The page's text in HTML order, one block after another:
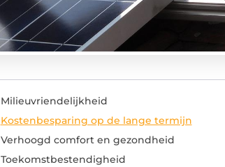
Milieuvriendelijkheid
Kostenbesparing op de lange termijn
Verhoogd comfort en gezondheid
Toekomstbestendigheid